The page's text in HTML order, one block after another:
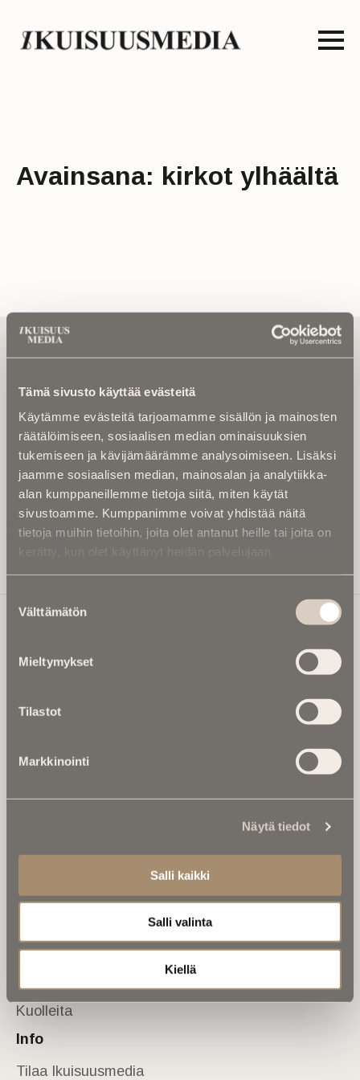
Tämä sivusto käyttää evästeitä
Käytämme evästeitä tarjoamamme sisällön ja mainosten
räätälöimiseen, sosiaalisen median ominaisuuksien
tukemiseen ja kävijämäärämme analysoimiseen. Lisäksi
jaamme sosiaalisen median, mainosalan ja analytiikka-
alan kumppaneillemme tietoja siitä, miten käytät
sivustoamme. Kumppanimme voivat yhdistää näitä
tietoja muihin tietoihin, joita olet antanut heille tai joita on
kerätty, kun olet käyttänyt heidän palvelujaan.
valinta
Välttämätön
Mieltymykset
Tilastot
Markkinointi
Näytä tiedot
Salli kaikki
Salli valinta
Kiellä
Avainsana: kirkot ylhäältä
Tilaa uutiskirje - Pääset heti parhaiden
artikkelien pariin!
Kirjoita alle sähköpostiosoitteesi niin saat kaksi kertaa
etteivät kiinnostavat artikkelit jää huomaamatta.
Uutiskirje on maksuton eikä se velvoita mihinkään.
Kirjoita tähän sähköpostiosoite, johon haluat uutiskirjeen
tulevan:
Tilaa Uutiskirje
Ikuisuusmedia
valtakunnallinen mediabrändi. Julkaisemme uusimmat
kuolinuutiset ja kuolintiedot.
Anna palautetta
Muistokirjoituksia
Kuolema koskettaa
Asiantuntijoilta
Kuolleita
Info
Tilaa Ikuisuusmedia